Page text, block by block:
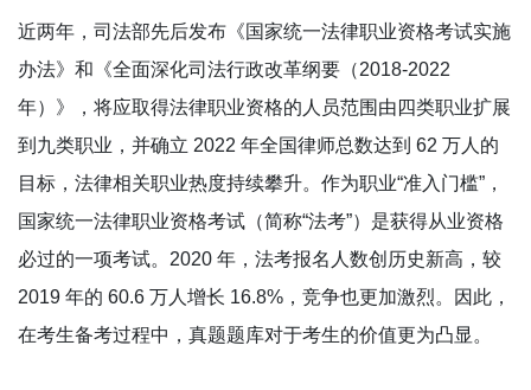
近两年，司法部先后发布《国家统一法律职业资格考试实施
办法》和《全面深化司法行政改革纲要（2018-2022
年）》，将应取得法律职业资格的人员范围由四类职业扩展
到九类职业，并确立 2022 年全国律师总数达到 62 万人的
目标，法律相关职业热度持续攀升。作为职业“准入门槛”，
国家统一法律职业资格考试（简称“法考”）是获得从业资格
必过的一项考试。2020 年，法考报名人数创历史新高，较
2019 年的 60.6 万人增长 16.8%，竞争也更加激烈。因此，
在考生备考过程中，真题题库对于考生的价值更为凸显。